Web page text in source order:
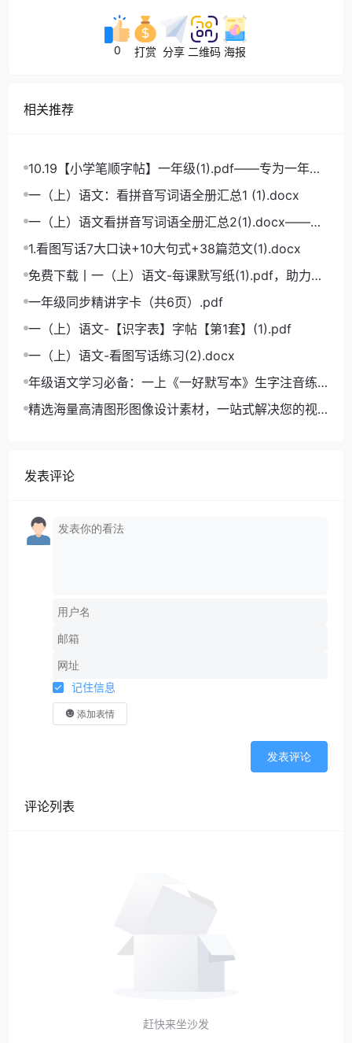
0 打赏 分享 二维码 海报
相关推荐
10.19【小学笔顺字帖】一年级(1).pdf——专为一年级
学生打造的笔顺练习宝典
一（上）语文：看拼音写词语全册汇总1 (1).docx
一（上）语文看拼音写词语全册汇总2(1).docx——小
学语文拼音学习的必备利器
1.看图写话7大口诀+10大句式+38篇范文(1).docx
免费下载丨一（上）语文-每课默写纸(1).pdf，助力小
学语文成绩飞跃
一年级同步精讲字卡（共6页）.pdf
一（上）语文-【识字表】字帖【第1套】(1).pdf
一（上）语文-看图写话练习(2).docx
年级语文学习必备：一上《一好默写本》生字注音练
习电子版，助力孩子打好基础
精选海量高清图形图像设计素材，一站式解决您的视
发表评论
记住信息
添加表情
发表评论
评论列表
赶快来坐沙发